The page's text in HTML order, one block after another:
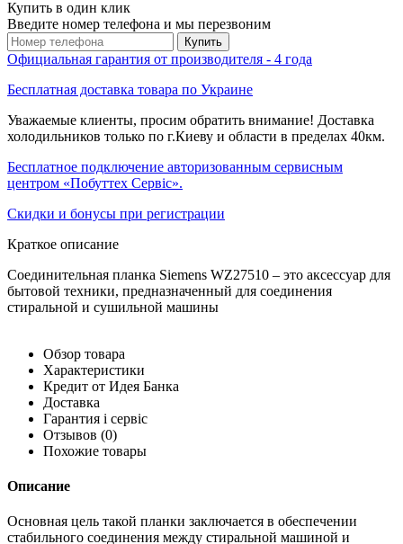
Купить в один клик
Введите номер телефона и мы перезвоним
Купить
Официальная гарантия от производителя - 4 года
Бесплатная доставка товара по Украине
Уважаемые клиенты, просим обратить внимание! Доставка
холодильников только по г.Киеву и области в пределах 40км.
Бесплатное подключение авторизованным сервисным
центром «Побуттех Сервіс».
Скидки и бонусы при регистрации
Краткое описание
Соединительная планка Siemens WZ27510 – это аксессуар для
бытовой техники, предназначенный для соединения
стиральной и сушильной машины
Обзор товара
Характеристики
Кредит от Идея Банка
Доставка
Гарантия і сервіс
Отзывов (0)
Похожие товары
Описание
Основная цель такой планки заключается в обеспечении
стабильного соединения между стиральной машиной и